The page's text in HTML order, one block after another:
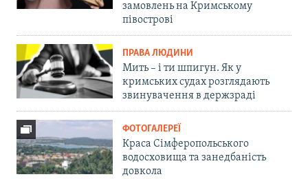
замовлень на Кримському
півострові
ПРАВА ЛЮДИНИ
Мить – і ти шпигун. Як у
кримських судах розглядають
звинувачення в держзраді
ФОТОГАЛЕРЕЇ
Краса Сімферопольського
водосховища та занедбаність
довкола